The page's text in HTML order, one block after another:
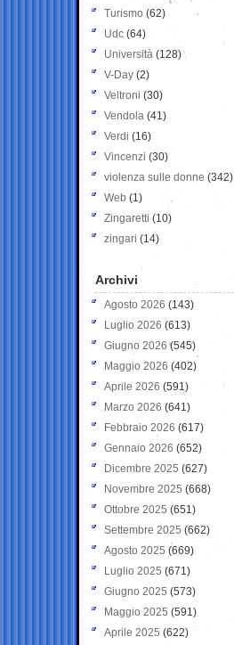
Turismo (62)
Udc (64)
Università (128)
V-Day (2)
Veltroni (30)
Vendola (41)
Verdi (16)
Vincenzi (30)
violenza sulle donne (342)
Web (1)
Zingaretti (10)
zingari (14)
Archivi
Agosto 2026 (143)
Luglio 2026 (613)
Giugno 2026 (545)
Maggio 2026 (402)
Aprile 2026 (591)
Marzo 2026 (641)
Febbraio 2026 (617)
Gennaio 2026 (652)
Dicembre 2025 (627)
Novembre 2025 (668)
Ottobre 2025 (651)
Settembre 2025 (662)
Agosto 2025 (669)
Luglio 2025 (671)
Giugno 2025 (573)
Maggio 2025 (591)
Aprile 2025 (622)